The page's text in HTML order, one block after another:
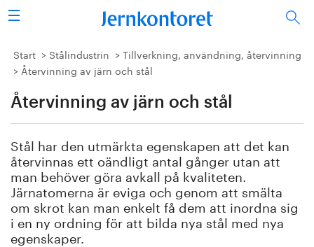
Sök
Stålindustrin
Vision 2050
Forskning/utbildning
Energi/miljö
Vi tycker
Publicerat
Start Stålindustrin
Tillverkning, användning, återvinning
Återvinning av järn och stål
Återvinning av järn och stål
Stål har den utmärkta egenskapen att det kan
återvinnas ett oändligt antal gånger utan att
man behöver göra avkall på kvaliteten.
Järnatomerna är eviga och genom att smälta
om skrot kan man enkelt få dem att inordna sig
i en ny ordning för att bilda nya stål med nya
egenskaper.